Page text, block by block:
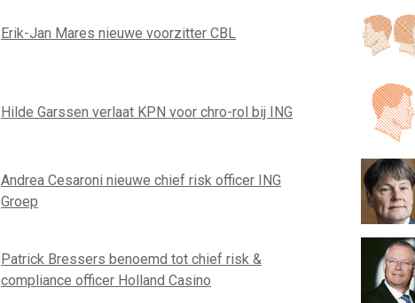
Erik-Jan Mares nieuwe voorzitter CBL
Hilde Garssen verlaat KPN voor chro-rol bij ING
Andrea Cesaroni nieuwe chief risk officer ING
Groep
Patrick Bressers benoemd tot chief risk &
compliance officer Holland Casino